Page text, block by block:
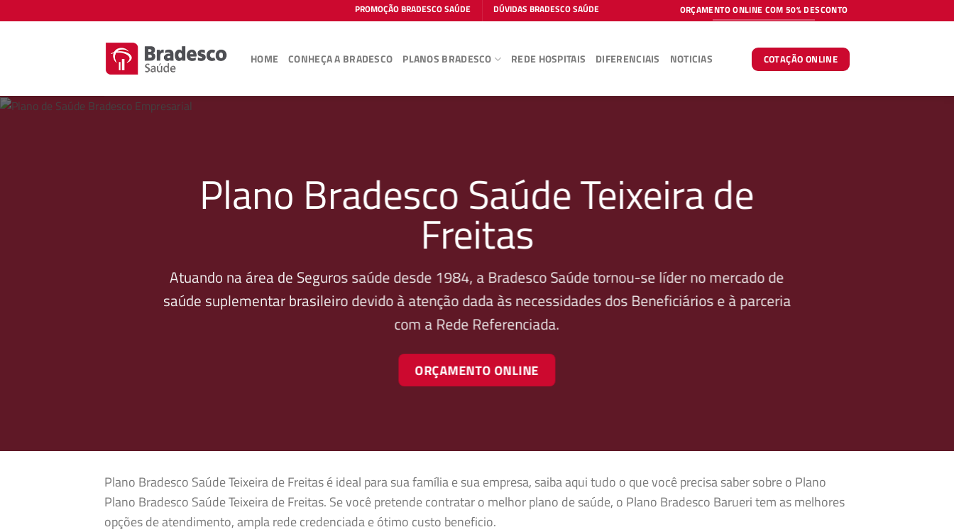
to
PROMOÇÃO BRADESCO SAÚDE DÚVIDAS BRADESCO SAÚDE ORÇAMENTO ONLINE COM 50% DESCONTO
HOME CONHEÇA A BRADESCO PLANOS BRADESCO REDE HOSPITAIS DIFERENCIAIS NOTICIAS COTAÇÃO ONLINE
Plano Bradesco Saúde Teixeira de
Freitas
Atuando na área de Seguros saúde desde 1984, a Bradesco Saúde tornou-se líder no mercado de
saúde suplementar brasileiro devido à atenção dada às necessidades dos Beneficiários e à parceria
com a Rede Referenciada.
ORÇAMENTO ONLINE
Plano Bradesco Saúde Teixeira de Freitas é ideal para sua família e sua empresa, saiba aqui tudo o que você precisa saber sobre o Plano
Plano Bradesco Saúde Teixeira de Freitas. Se você pretende contratar o melhor plano de saúde, o Plano Bradesco Barueri tem as melhores
opções de atendimento, ampla rede credenciada e ótimo custo beneficio.